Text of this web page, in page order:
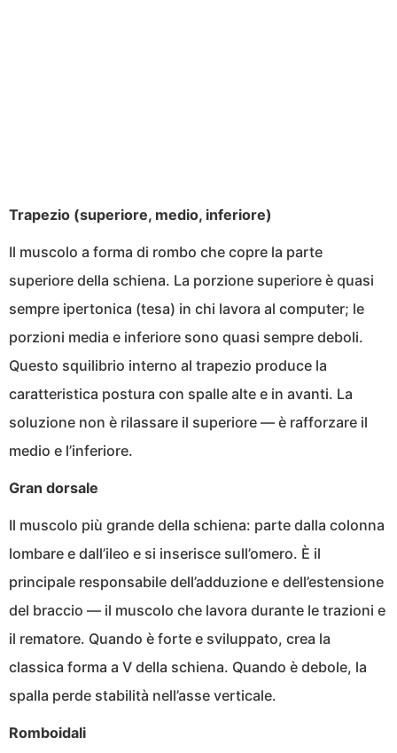
Trapezio (superiore, medio, inferiore)
Il muscolo a forma di rombo che copre la parte
superiore della schiena. La porzione superiore è quasi
sempre ipertonica (tesa) in chi lavora al computer; le
porzioni media e inferiore sono quasi sempre deboli.
Questo squilibrio interno al trapezio produce la
caratteristica postura con spalle alte e in avanti. La
soluzione non è rilassare il superiore — è rafforzare il
medio e l’inferiore.
Gran dorsale
Il muscolo più grande della schiena: parte dalla colonna
lombare e dall’ileo e si inserisce sull’omero. È il
principale responsabile dell’adduzione e dell’estensione
del braccio — il muscolo che lavora durante le trazioni e
il rematore. Quando è forte e sviluppato, crea la
classica forma a V della schiena. Quando è debole, la
spalla perde stabilità nell’asse verticale.
Romboidali